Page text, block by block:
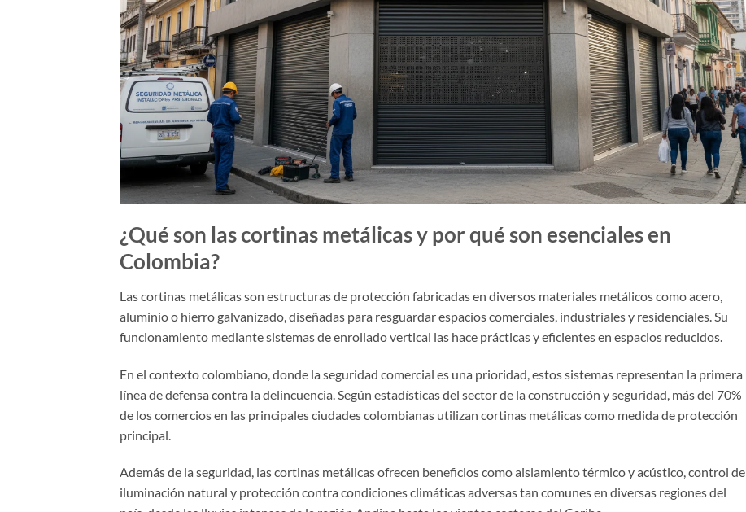
¿Qué son las cortinas metálicas y por qué son esenciales en
Colombia?
Las cortinas metálicas son estructuras de protección fabricadas en diversos materiales metálicos como acero,
aluminio o hierro galvanizado, diseñadas para resguardar espacios comerciales, industriales y residenciales. Su
funcionamiento mediante sistemas de enrollado vertical las hace prácticas y eficientes en espacios reducidos.
En el contexto colombiano, donde la seguridad comercial es una prioridad, estos sistemas representan la primera
línea de defensa contra la delincuencia. Según estadísticas del sector de la construcción y seguridad, más del 70%
de los comercios en las principales ciudades colombianas utilizan cortinas metálicas como medida de protección
principal.
Además de la seguridad, las cortinas metálicas ofrecen beneficios como aislamiento térmico y acústico, control de
iluminación natural y protección contra condiciones climáticas adversas tan comunes en diversas regiones del